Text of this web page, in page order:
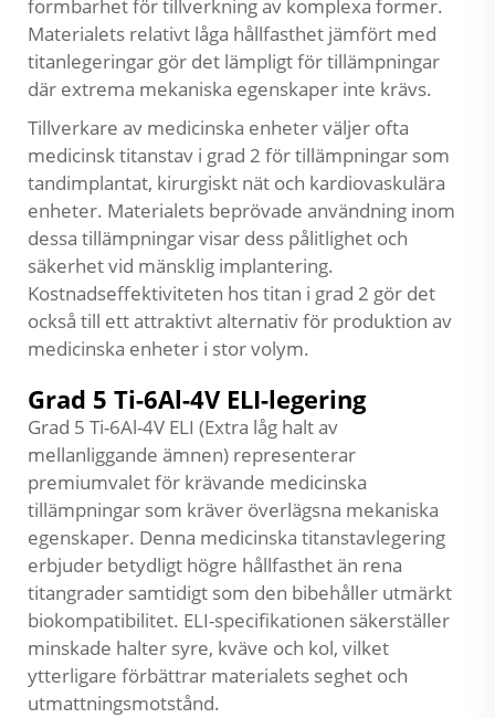
formbarhet för tillverkning av komplexa former.
Materialets relativt låga hållfasthet jämfört med
titanlegeringar gör det lämpligt för tillämpningar
där extrema mekaniska egenskaper inte krävs.
Tillverkare av medicinska enheter väljer ofta
medicinsk titanstav i grad 2 för tillämpningar som
tandimplantat, kirurgiskt nät och kardiovaskulära
enheter. Materialets beprövade användning inom
dessa tillämpningar visar dess pålitlighet och
säkerhet vid mänsklig implantering.
Kostnadseffektiviteten hos titan i grad 2 gör det
också till ett attraktivt alternativ för produktion av
medicinska enheter i stor volym.
Grad 5 Ti-6Al-4V ELI-legering
Grad 5 Ti-6Al-4V ELI (Extra låg halt av
mellanliggande ämnen) representerar
premiumvalet för krävande medicinska
tillämpningar som kräver överlägsna mekaniska
egenskaper. Denna medicinska titanstavlegering
erbjuder betydligt högre hållfasthet än rena
titangrader samtidigt som den bibehåller utmärkt
biokompatibilitet. ELI-specifikationen säkerställer
minskade halter syre, kväve och kol, vilket
ytterligare förbättrar materialets seghet och
utmattningsmotstånd.